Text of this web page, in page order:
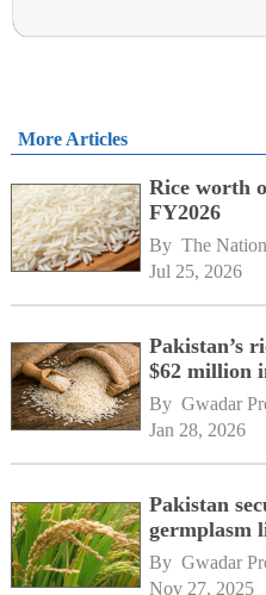
More Articles
Rice worth
FY2026
By The Nation
Jul 25, 2026
Pakistan’s
$62 million
By Gwadar
Jan 28, 2026
Pakistan
germplasm
By Gwadar
Nov 27, 2025